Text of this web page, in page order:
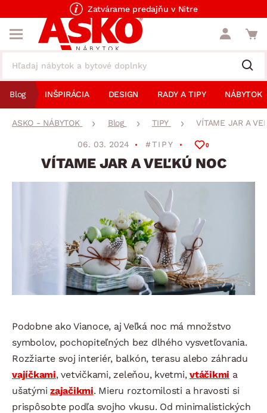
Zatvárame predajňu v Nitre
Blog INŠPIRÁCIA DESIGN RADY A TIPY NÁBYTOK
ASKO - NÁBYTOK Blog TIPY VÍTAME JAR A
06. 03. 2024 #TIPY 0
VÍTAME JAR A VEĽKÚ NOC
Podobne ako Vianoce, aj Veľká noc má množstvo
symbolov, pochopiteľných bez dlhého vysvetľovania.
Rozžiarte svoj interiér, balkón, terasu alebo záhradu
vajíčkami, vetvičkami, zeleňou, kvetmi, vtáčikmi a
ušatými zajačikmi. Mieru roztomilosti a hravosti si
prispôsobte podľa svojho vkusu. Od minimalistických